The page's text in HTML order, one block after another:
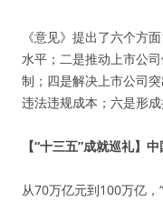
《意见》提出了六个方
水平；二是推动上市公
制；四是解决上市公司
违法违规成本；六是形
【“十三五”成就巡礼】
从70万亿元到100万亿